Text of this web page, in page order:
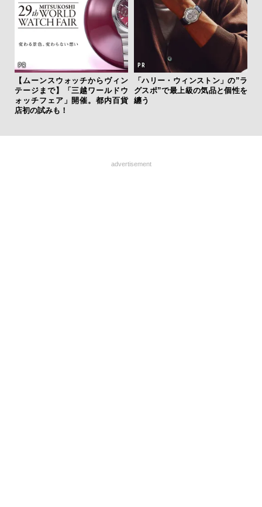
【ムーンスウォッチからヴィン
テージまで】「三越ワールドウ
ォッチフェア」開催。都内百貨
店初の試みも！
「ハリー・ウィンストン」の”ラ
グスポ”で最上級の気品と個性を
纏う
advertisement